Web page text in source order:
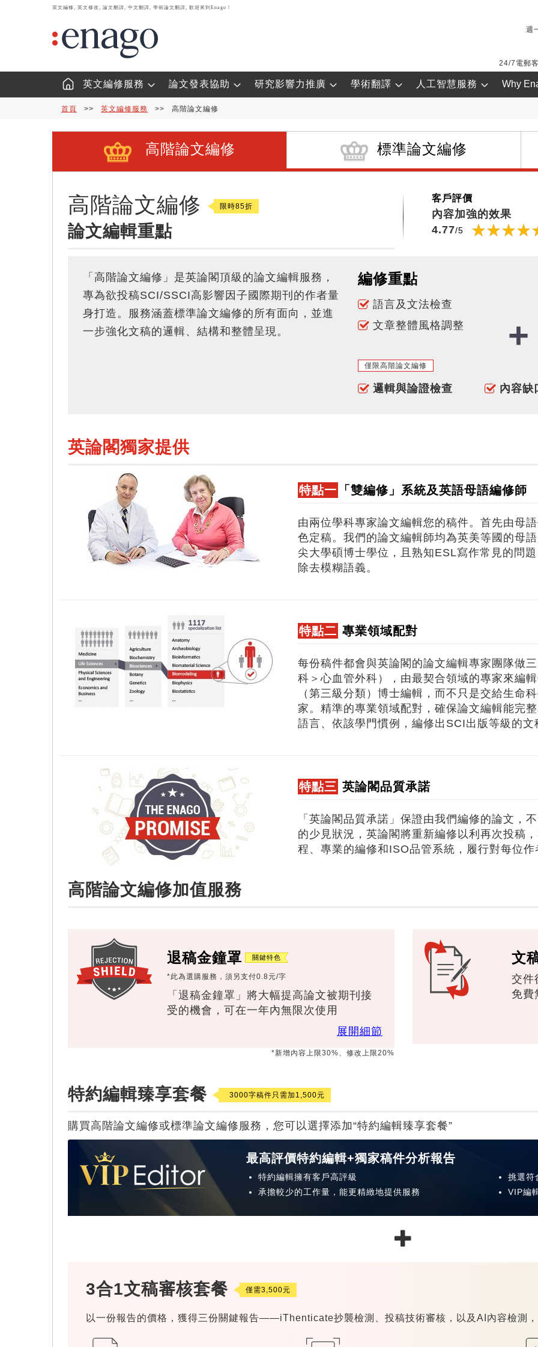
英文編修, 英文修改, 論文翻譯, 中文翻譯, 學術論文翻譯, 歡迎來到Enago！
週
24/7電郵
英文編修服務 論文發表協助 研究影響力推廣 學術翻譯 人工智慧服務 Why
首頁 >> 英文編修服務 >> 高階論文編修
高階論文編修 標準論文編修
高階論文編修 限時85折
論文編輯重點
客戶評價
內容加強的效果
4.77/5 ☆☆☆☆
★★★★
☆☆☆☆
★★★★
☆☆☆☆
★★★★
「高階論文編修」是英論閣頂級的論文編輯服務，
專為欲投稿SCI/SSCI高影響因子國際期刊的作者量
身打造。服務涵蓋標準論文編修的所有面向，並進
一步強化文稿的邏輯、結構和整體呈現。
編修重點
語言及文法檢查
文章整體風格調整
僅限高階論文編修
邏輯與論證檢查 內容缺
英論閣獨家提供
特點一 「雙編修」系統及英語母語編修師
由兩位學科專家論文編輯您的稿件。首先由母
色定稿。我們的論文編輯師均為英美等國的母
尖大學碩博士學位，且熟知ESL寫作常見的問
除去模糊語義。
特點二 專業領域配對
每份稿件都會與英論閣的論文編輯專家團隊做
科＞心血管外科），由最契合領域的專家來編
（第三級分類）博士編輯，而不只是交給生命
家。精準的專業領域配對，確保論文編輯能完
語言、依該學門慣例，編修出SCI出版等級的文
特點三 英論閣品質承諾
「英論閣品質承諾」保證由我們編修的論文，
的少見狀況，英論閣將重新編修以利再次投稿
程、專業的編修和ISO品管系統，履行對每位作
高階論文編修加值服務
退稿金鐘罩
*此為選購服務，須另支付0.8元/字
「退稿金鐘罩」將大幅提高論文被期刊接
受的機會，可在一年內無限次使用
展開細節
*新增內容上限30%、修改上限20%
文
交件
免費
特約編輯臻享套餐 3000字稿件只需加1,500元
購買高階論文編修或標準論文編修服務，您可以選擇添加“特約編輯臻享套餐”
最高評價特約編輯+獨家稿件分析報告
特約編輯擁有客戶高評級
承擔較少的工作量，能更精緻地提供服務
挑選符
VIP編
3合1文稿審核套餐 僅需3,500元
以一份報告的價格，獲得三份關鍵報告——iThenticate抄襲檢測、投稿技術審核，以及AI內容檢測